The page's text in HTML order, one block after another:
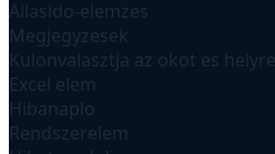
Allasido-elemzes
Megjegyzesek
Kulonvalasztja az okot es
Excel elem
Hibanaplo
Rendszerelem